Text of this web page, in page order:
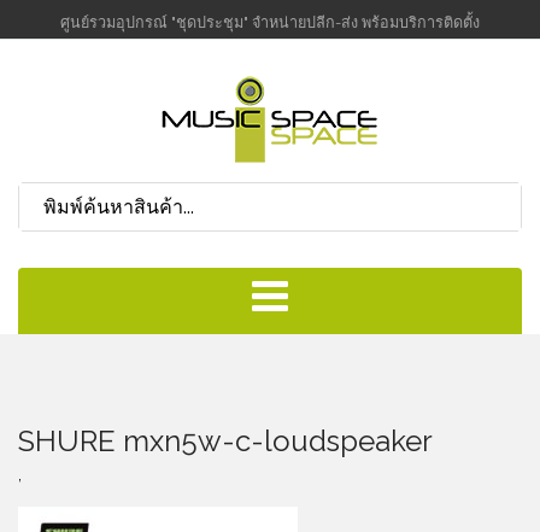
ศูนย์รวมอุปกรณ์ "ชุดประชุม" จำหน่ายปลีก-ส่ง พร้อมบริการติดตั้ง
SHURE mxn5w-c-loudspeaker